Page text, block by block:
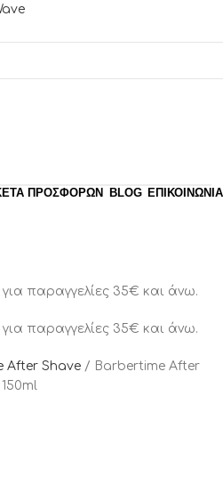
ΠΡΟΣΦΟΡΏΝ BLOG ΕΠΙΚΟΙΝΩΝΙΑ
παραγγελίες 35€ και άνω.
παραγγελίες 35€ και άνω.
After Shave
Barbertime After